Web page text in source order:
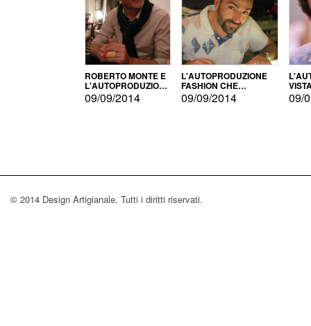
ROBERTO MONTE E
L'AUTOPRODUZIONE
CON IL CENSIMENTO
09/09/2014
L'AUTOPRODUZIONE
FASHION CHE
CONQUISTA GLI USA
09/09/2014 09/
© 2014 Design Artigianale. Tutti i diritti riservati.